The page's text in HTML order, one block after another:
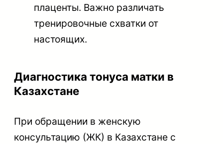
плаценты. Важно различать
тренировочные схватки от
настоящих.
Диагностика тонуса матки в
Казахстане
При обращении в женскую
консультацию (ЖК) в Казахстане с